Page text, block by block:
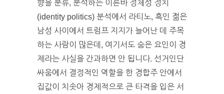
향을 분류, 분석하는 이른바 정체성 정치
(identity politics) 분석에서 라티노, 흑인 젊은
남성 사이에서 트럼프 지지가 늘어난 데 주목
하는 사람이 많은데, 여기서도 숨은 요인이 경
제라는 사실을 간과하면 안 됩니다. 선거인단
싸움에서 결정적인 역할을 한 경합주 안에서
집값이 치솟아 경제적으로 큰 타격을 입은 서